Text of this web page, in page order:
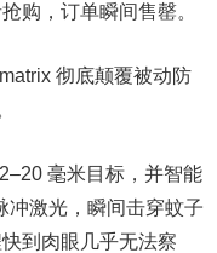
购，订单瞬间售罄。
彻底颠覆被动防
毫米目标，并智能
冲激光，瞬间击穿蚊子
到肉眼几乎无法察